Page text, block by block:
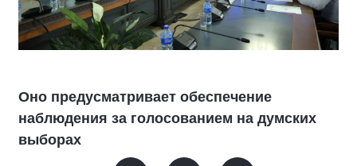
Оно предусматривает обеспечение
наблюдения за голосованием на думских
выборах